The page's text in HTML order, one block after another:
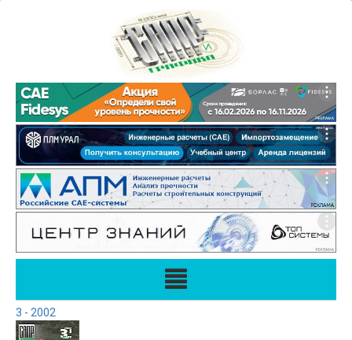
3 - 2002